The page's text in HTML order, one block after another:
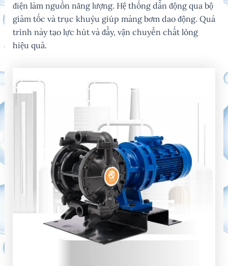
điện làm nguồn năng lượng. Hệ thống dẫn động qua bộ
giảm tốc và trục khuỷu giúp màng bơm dao động. Quá
trình này tạo lực hút và đẩy, vận chuyển chất lỏng
hiệu quả.